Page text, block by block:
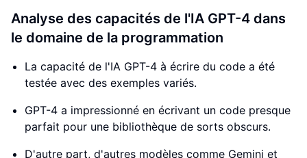
Analyse des capacités de l'IA GPT-4 dans
le domaine de la programmation
La capacité de l'IA GPT-4 à écrire du code a été
testée avec des exemples variés.
GPT-4 a impressionné en écrivant un code presque
parfait pour une bibliothèque de sorts obscurs.
D'autre part, d'autres modèles comme Gemini et